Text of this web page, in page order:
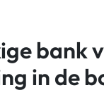
bank
in de